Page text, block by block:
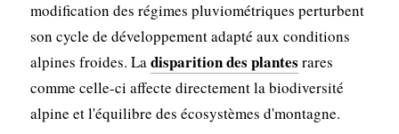
modification des régimes pluviométriques perturbent
son cycle de développement adapté aux conditions
alpines froides. Ladisparition des plantes rares
comme celle-ci affecte directement la biodiversité
alpine et l'équilibre des écosystèmes d'montagne.